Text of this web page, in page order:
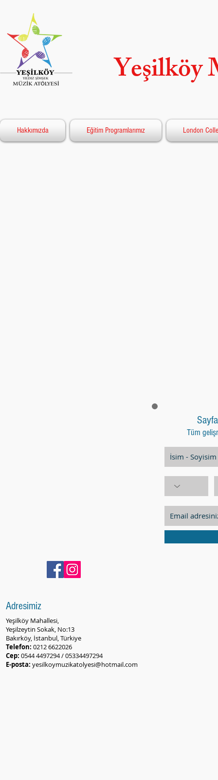
Yeşilköy
Hakkımızda Eğitim Programlarımız London
Tüm
Adresimiz
Yeşilköy Mahallesi,
Yeşilzeytin Sokak, No:13
Bakırköy, İstanbul, Türkiye
Telefon: 0212 6622026
Cep: 0544 4497294 / 05334497294
E-posta: yesilkoymuzikatolyesi@hotmail.com